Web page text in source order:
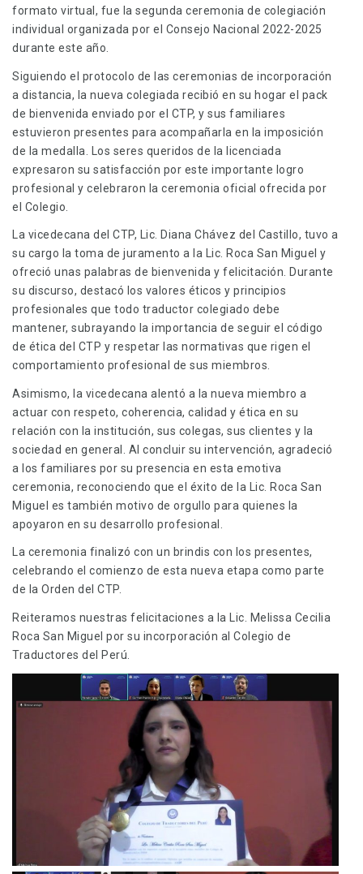
formato virtual, fue la segunda ceremonia de colegiación
individual organizada por el Consejo Nacional 2022-2025
durante este año.
Siguiendo el protocolo de las ceremonias de incorporación
a distancia, la nueva colegiada recibió en su hogar el pack
de bienvenida enviado por el CTP, y sus familiares
estuvieron presentes para acompañarla en la imposición
de la medalla. Los seres queridos de la licenciada
expresaron su satisfacción por este importante logro
profesional y celebraron la ceremonia oficial ofrecida por
el Colegio.
La vicedecana del CTP, Lic. Diana Chávez del Castillo, tuvo a
su cargo la toma de juramento a la Lic. Roca San Miguel y
ofreció unas palabras de bienvenida y felicitación. Durante
su discurso, destacó los valores éticos y principios
profesionales que todo traductor colegiado debe
mantener, subrayando la importancia de seguir el código
de ética del CTP y respetar las normativas que rigen el
comportamiento profesional de sus miembros.
Asimismo, la vicedecana alentó a la nueva miembro a
actuar con respeto, coherencia, calidad y ética en su
relación con la institución, sus colegas, sus clientes y la
sociedad en general. Al concluir su intervención, agradeció
a los familiares por su presencia en esta emotiva
ceremonia, reconociendo que el éxito de la Lic. Roca San
Miguel es también motivo de orgullo para quienes la
apoyaron en su desarrollo profesional.
La ceremonia finalizó con un brindis con los presentes,
celebrando el comienzo de esta nueva etapa como parte
de la Orden del CTP.
Reiteramos nuestras felicitaciones a la Lic. Melissa Cecilia
Roca San Miguel por su incorporación al Colegio de
Traductores del Perú.